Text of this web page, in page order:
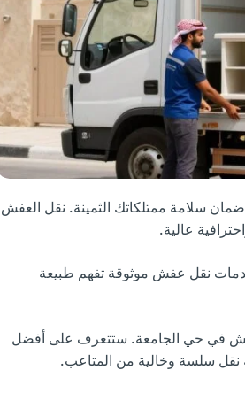
سلامة ممتلكاتك الثمينة. نقل العفش
عالية.
نقل عفش موثوقة تفهم طبيعة
في حي الجامعة. ستتعرف على أفضل
نقل سلسة وخالية من المتاعب.